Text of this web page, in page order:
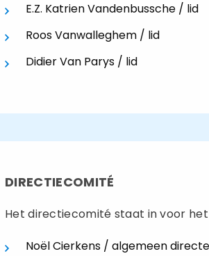
E.Z. Katrien Vandenbussche / lid
Roos Vanwalleghem / lid
Didier Van Parys / lid
DIRECTIECOMITÉ
Het directiecomité staat in voor
Noël Cierkens / algemeen